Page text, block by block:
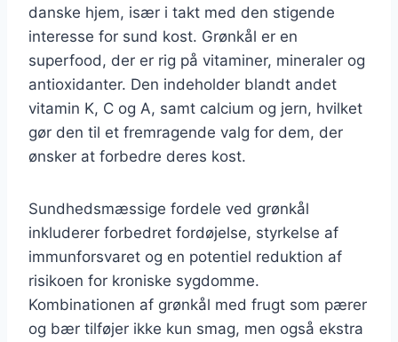
danske hjem, især i takt med den stigende
interesse for sund kost. Grønkål er en
superfood, der er rig på vitaminer, mineraler og
antioxidanter. Den indeholder blandt andet
vitamin K, C og A, samt calcium og jern, hvilket
gør den til et fremragende valg for dem, der
ønsker at forbedre deres kost.
Sundhedsmæssige fordele ved grønkål
inkluderer forbedret fordøjelse, styrkelse af
immunforsvaret og en potentiel reduktion af
risikoen for kroniske sygdomme.
Kombinationen af grønkål med frugt som pærer
og bær tilføjer ikke kun smag, men også ekstra